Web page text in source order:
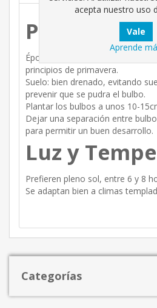
Plantación:
Época ideal: Otoño (para
principios de primavera.
Suelo: bien drenado, evitando
prevenir que se pudra el bulbo.
Plantar los bulbos a unos 10-
Dejar una separación entre
para permitir un buen desarrollo.
Luz y
Prefieren pleno sol, entre 6 y 8
Se adaptan bien a climas
Categorías
acepta nuestro uso
Aprende